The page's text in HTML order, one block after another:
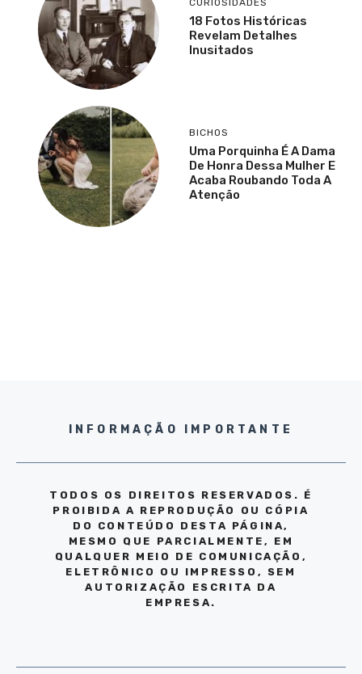
CURIOSIDADES
18 Fotos Históricas
Revelam Detalhes
Inusitados
BICHOS
Uma Porquinha É A Dama
De Honra Dessa Mulher E
Acaba Roubando Toda A
Atenção
INFORMAÇÃO IMPORTANTE
TODOS OS DIREITOS RESERVADOS. É
PROIBIDA A REPRODUÇÃO OU CÓPIA
DO CONTEÚDO DESTA PÁGINA,
MESMO QUE PARCIALMENTE, EM
QUALQUER MEIO DE COMUNICAÇÃO,
ELETRÔNICO OU IMPRESSO, SEM
AUTORIZAÇÃO ESCRITA DA
EMPRESA.